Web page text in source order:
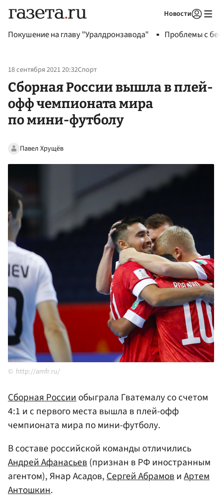
Новости
Покушение на главу "Уралдронзавода" Проблемы с
18 сентября 2021 20:32Спорт
Сборная России вышла в плей-
офф чемпионата мира
по мини-футболу
Павел Хрущёв
http://amfr.ru/
Сборная Россииобыграла Гватемалу со счетом
4:1 и с первого места вышла в плей-офф
чемпионата мира по мини-футболу.
В составе российской команды отличились
Андрей Афанасьев(признан в РФ иностранным
агентом), Янар Асадов,Сергей АбрамовиАртем
Антошкин.